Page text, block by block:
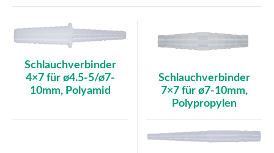
Schlauchverbinder
4×7 für ø4.5-5/ø7-
10mm, Polyamid
Schlauchverbinder
7×7 für ø7-10mm,
Polypropylen